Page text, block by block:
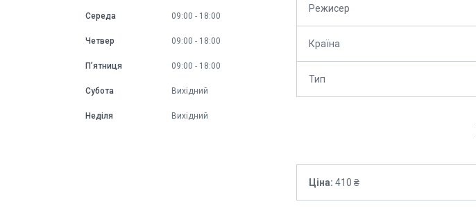
Режисер
Країна
Тип
Ціна: 410 ₴
Середа 09:00 18:00
Четвер 09:00 18:00
Пʼятниця 09:00 18:00
Субота Вихідний
Неділя Вихідний